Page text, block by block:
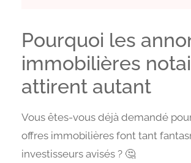
Pourquoi les
immobilières
attirent autant
Vous êtes-vous déjà demandé
offres immobilières font tant
investisseurs avisés ? 🤔